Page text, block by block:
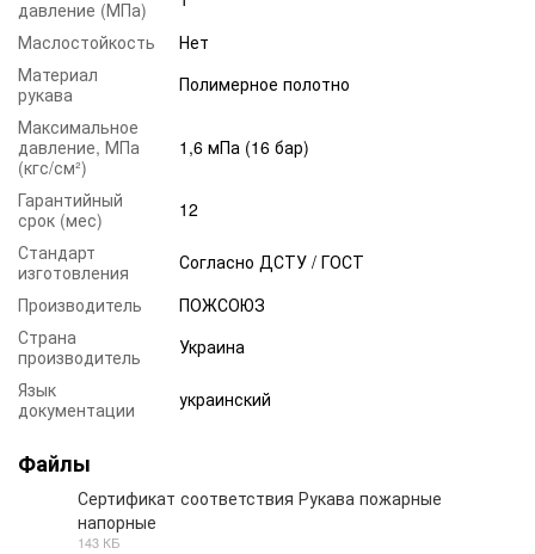
давление (МПа)
Маслостойкость
Нет
Материал
рукава
Полимерное полотно
Максимальное
давление, МПа
(кгс/см²)
1,6 мПа (16 бар)
Гарантийный
срок (мес)
12
Стандарт
изготовления
Согласно ДСТУ / ГОСТ
Производитель
ПОЖСОЮЗ
Страна
производитель
Украина
Язык
документации
украинский
Файлы
Сертификат соответствия Рукава пожарные
напорные
143 КБ